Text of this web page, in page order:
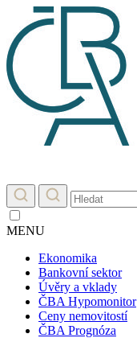
MENU
Ekonomika
Bankovní sektor
Úvěry a vklady
ČBA Hypomonitor
Ceny nemovitostí
ČBA Prognóza